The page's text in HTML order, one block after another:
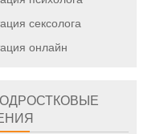
сексолога
онлайн